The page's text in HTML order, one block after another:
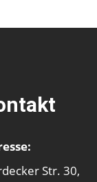
Str. 30,